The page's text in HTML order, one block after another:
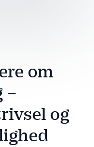
om
–
og